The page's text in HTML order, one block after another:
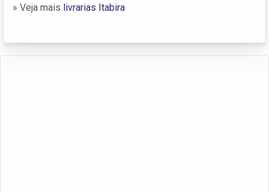
» Veja mais livrarias Itabira